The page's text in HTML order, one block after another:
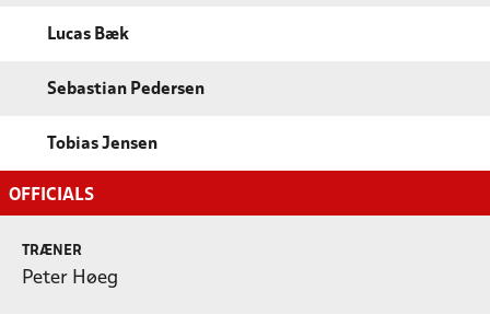
Lucas Bæk
Sebastian Pedersen
Tobias Jensen
OFFICIALS
TRÆNER
Peter Høeg